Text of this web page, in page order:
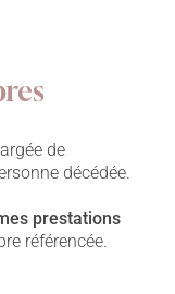
de
décédée.
prestations
référencée.